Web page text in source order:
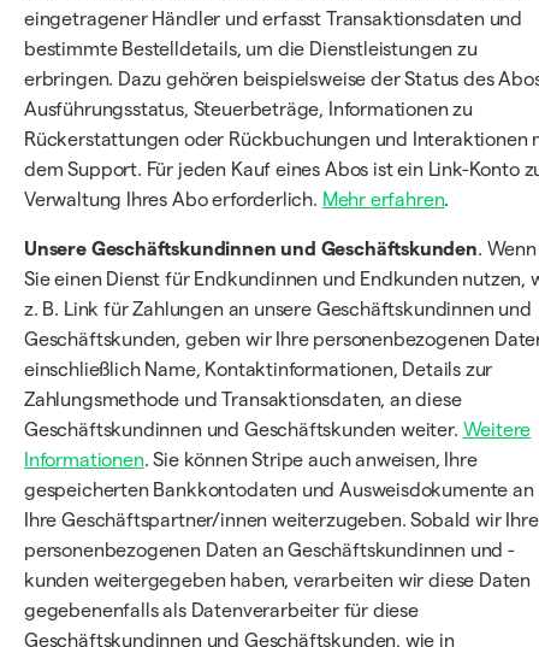
eingetragener Händler und erfasst Transaktionsdaten und
bestimmte Bestelldetails, um die Dienstleistungen zu
erbringen. Dazu gehören beispielsweise der Status des
Ausführungsstatus, Steuerbeträge, Informationen zu
Rückerstattungen oder Rückbuchungen und Interaktionen
dem Support. Für jeden Kauf eines Abos ist ein Link-Konto
Verwaltung Ihres Abo erforderlich. Mehr erfahren.
Unsere Geschäftskundinnen und Geschäftskunden. Wenn
Sie einen Dienst für Endkundinnen und Endkunden nutzen,
z. B. Link für Zahlungen an unsere Geschäftskundinnen und
Geschäftskunden, geben wir Ihre personenbezogenen
einschließlich Name, Kontaktinformationen, Details zur
Zahlungsmethode und Transaktionsdaten, an diese
Geschäftskundinnen und Geschäftskunden weiter. Weitere
Informationen. Sie können Stripe auch anweisen, Ihre
gespeicherten Bankkontodaten und Ausweisdokumente an
Ihre Geschäftspartner/innen weiterzugeben. Sobald wir Ihre
personenbezogenen Daten an Geschäftskundinnen und -
kunden weitergegeben haben, verarbeiten wir diese Daten
gegebenenfalls als Datenverarbeiter für diese
Geschäftskundinnen und Geschäftskunden, wie in